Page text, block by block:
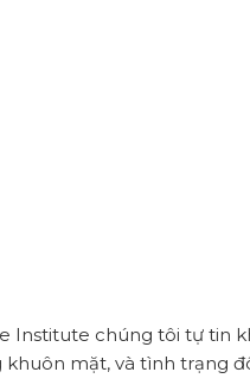
Institute chúng tôi tự
mặt, và tình trạng